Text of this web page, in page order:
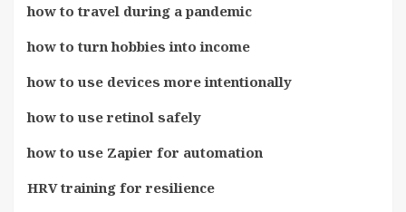
how to travel during a pandemic
how to turn hobbies into income
how to use devices more intentionally
how to use retinol safely
how to use Zapier for automation
HRV training for resilience